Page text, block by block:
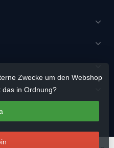
Zwecke um den Webshop
in Ordnung?